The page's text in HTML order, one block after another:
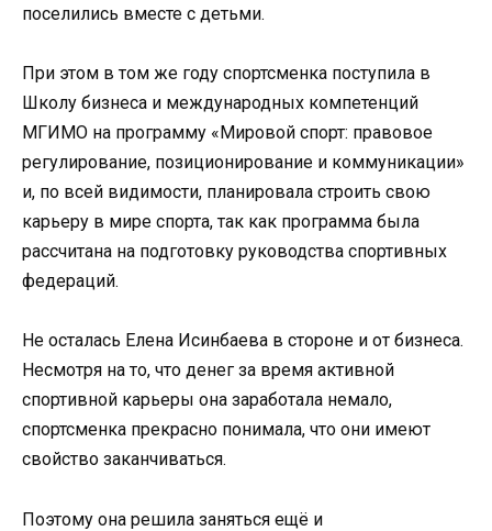
поселились вместе с детьми.
При этом в том же году спортсменка поступила в
Школу бизнеса и международных компетенций
МГИМО на программу «Мировой спорт: правовое
регулирование, позиционирование и коммуникации»
и, по всей видимости, планировала строить свою
карьеру в мире спорта, так как программа была
рассчитана на подготовку руководства спортивных
федераций.
Не осталась Елена Исинбаева в стороне и от бизнеса.
Несмотря на то, что денег за время активной
спортивной карьеры она заработала немало,
спортсменка прекрасно понимала, что они имеют
свойство заканчиваться.
Поэтому она решила заняться ещё и